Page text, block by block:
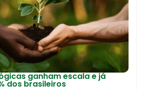
ganham escala e já
dos brasileiros